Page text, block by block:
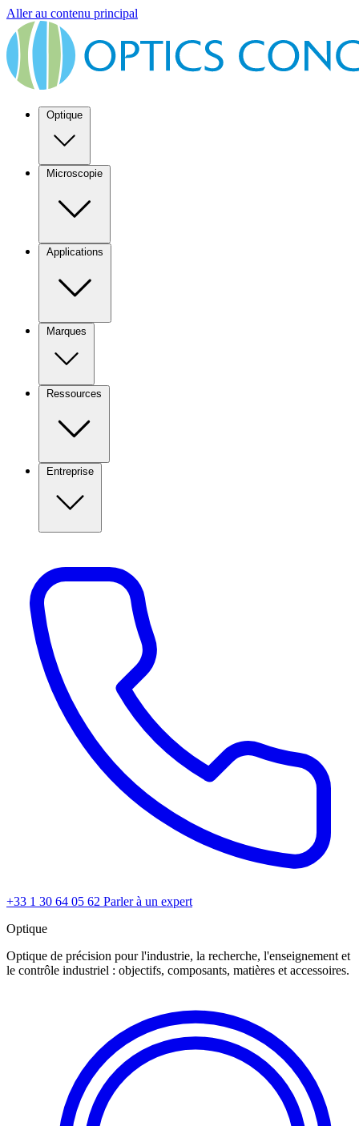
Aller au contenu principal
Optique
Microscopie
Applications
Marques
Ressources
Entreprise
+33 1 30 64 05 62 Parler à un expert
Optique
Optique de précision pour l'industrie, la recherche, l'enseignement et
le contrôle industriel : objectifs, composants, matières et accessoires.